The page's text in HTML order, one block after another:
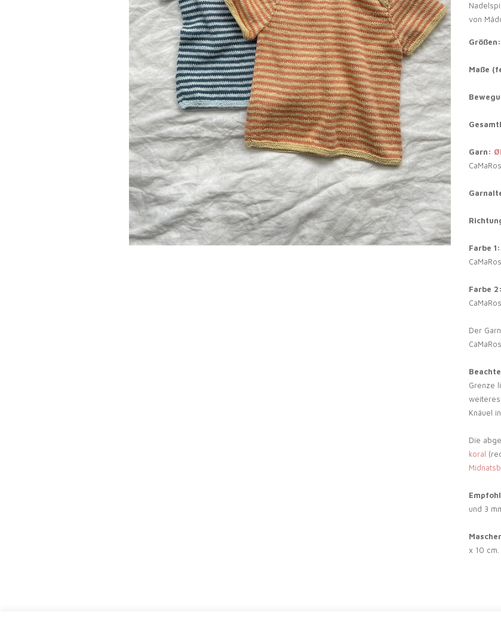
von
Größen:
Maße
Garn:
Farbe 1:
Farbe 2:
Der
Grenze
Knäuel
Die
koral
und 3
x 10 cm.